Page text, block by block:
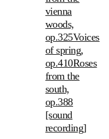
vienna
woods,
op.325Voices
of spring,
op.410Roses
from the
south,
op.388
[sound
recording]